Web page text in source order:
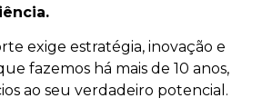
exige estratégia, inovação e
fazemos há mais de 10 anos,
ao seu verdadeiro potencial.